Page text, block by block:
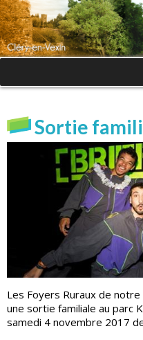
Sortie
Les Foyers Ruraux de
une sortie familiale au parc
samedi 4 novembre 2017